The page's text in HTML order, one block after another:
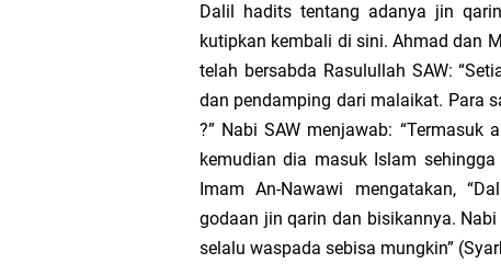
Cara Melakukan
Bersikap Berlebihan
Produktivitas sebagai
Bahaya KPI yang
Apakah Dapat
Dalil hadits tentang adanya jin
kutipkan kembali di sini. Ahmad dan
telah bersabda Rasulullah SAW:
dan pendamping dari malaikat. Para
?” Nabi SAW menjawab:
kemudian dia masuk Islam
Imam An-Nawawi mengatakan,
godaan jin qarin dan bisikannya.
selalu waspada sebisa mungkin”